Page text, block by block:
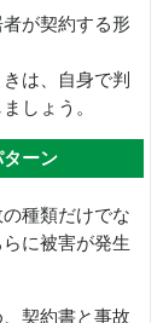
が契約する形
は、自身で判
しょう。
ーン
種類だけでな
に被害が発生
契約書と事故